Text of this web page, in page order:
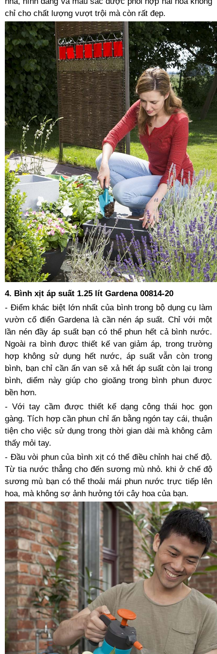
chỉ cho chất lượng vượt trội mà còn rất đẹp.
4. Bình xịt áp suất 1.25 lít Gardena 00814-20
- Điểm khác biệt lớn nhất của bình trong bộ dụng cụ làm
vườn cổ điển Gardena là cần nén áp suất. Chỉ với một
lần nén đầy áp suất bạn có thể phun hết cả bình nước.
Ngoài ra bình được thiết kế van giảm áp, trong trường
hợp không sử dụng hết nước, áp suất vẫn còn trong
bình, bạn chỉ cần ấn van sẽ xả hết áp suất còn lại trong
bình, diểm này giúp cho gioăng trong bình phun được
bền hơn.
- Với tay cầm được thiết kế dạng công thái học gọn
gàng. Tích hợp cần phun chỉ ấn bằng ngón tay cái, thuận
tiện cho việc sử dụng trong thời gian dài mà không cảm
thấy mỏi tay.
- Đầu vòi phun của bình xịt có thể điều chỉnh hai chế độ.
Từ tia nước thẳng cho đến sương mù nhỏ. khi ở chế độ
sương mù bạn có thể thoải mái phun nước trực tiếp lên
hoa, mà không sợ ảnh hưởng tới cây hoa của bạn.